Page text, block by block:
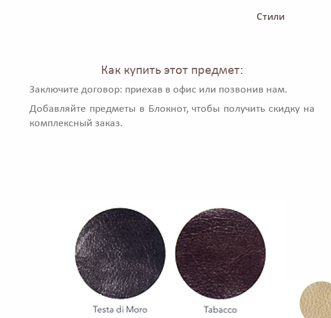
Стили
Как купить этот предмет:
Заключите договор: приехав в офис или позвонив нам.
Добавляйте предметы в Блокнот, чтобы получить скидку на
комплексный заказ.